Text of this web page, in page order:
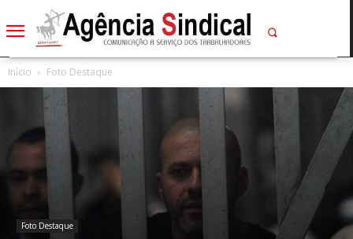
Início Foto Destaque
Foto Destaque